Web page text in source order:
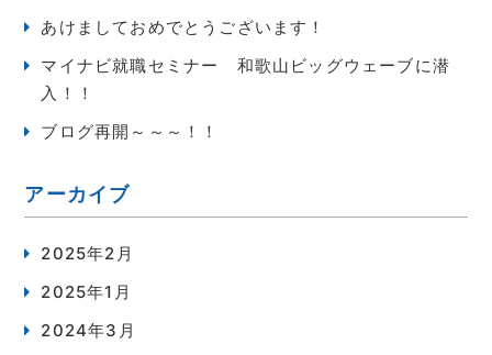
あけましておめでとうございます！
マイナビ就職セミナー 和歌山ビッグウェーブに潜
入！！
ブログ再開～～～！！
アーカイブ
2025年2月
2025年1月
2024年3月